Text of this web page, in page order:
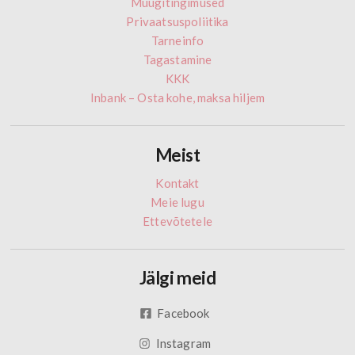
Privaatsuspoliitika
Tarneinfo
Tagastamine
KKK
Inbank – Osta kohe, maksa hiljem
Meist
Kontakt
Meie lugu
Ettevõtetele
Jälgi meid
Facebook
Instagram